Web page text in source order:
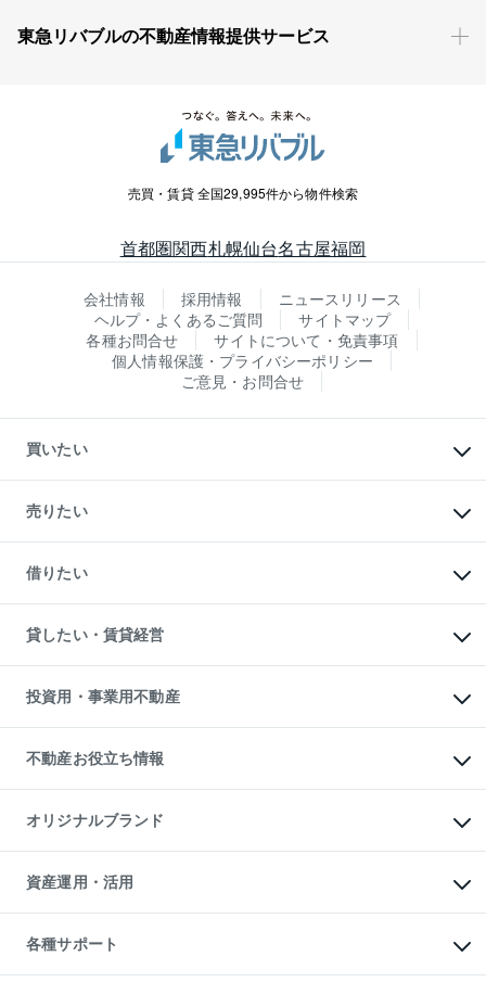
東急リバブルの不動産情報提供サービス
売買・賃貸 全国29,995件から物件検索
首都圏関西札幌仙台名古屋福岡
会社情報 採用情報
ニュースリリース
ヘルプ・よくあるご質問
サイトマップ
各種お問合せ
サイトについて・免責事項
個人情報保護・プライバシーポリシー
ご意見・お問合せ
買いたい
新築・分譲マンションの購入
中古マンションの購入
一戸建ての購入
中古一戸建ての購入
不動産購入の流れ
注目キーワード物件特集
購入ガイド
English 繁体中文簡体中文
売りたい
一戸建ての売却・査定
土地の売却・査定
スピードAI査定
不動産査定について
不動産売却の流れ
不動産買換えの流れ
売却ガイド
借りたい
オフィス・店舗の賃貸
借りるときの流れ
借りるガイド
貸したい・賃貸経営
マンション賃料データ
賃貸管理プラン
リロケーションについて
貸すガイド
投資用・事業用不動産
事業用不動産
マンション投資
投資用マンション
アパート経営
収益物件
ビル購入（ビル一棟）
投資用不動産の売却査定
事業用不動産の売却査定
不動産お役立ち情報
マンションライブラリー
人気マンションランキング
暮らしに役立つ不動産メディア
不動産相場・不動産価格情報
不動産コラム・ニュース
不動産用語集
不動産なんでもネット相談室
住まいの税金
オリジナルブランド
一棟リノベーションマンション
L`GENTE（ルジェンテ）
区分リノベーションマンション
投資用一棟レジデンスWELL
不動産小口投資
資産運用・活用
不動産M&A
アセットマネジメント・出資
各種サポート